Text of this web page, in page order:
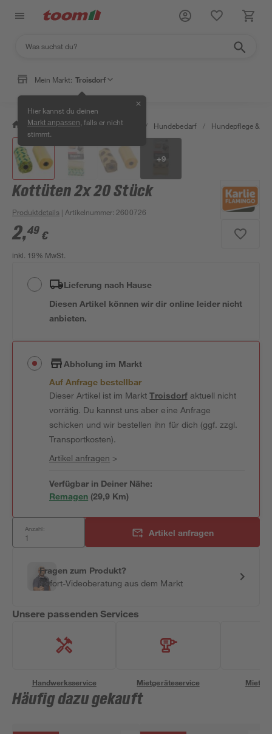
Mein Markt: Troisdorf
Hier kannst du deinen
Markt anpassen , falls er nicht
stimmt.
✕
/ Garten & Freizeit / Tierbedarf / Hundebedarf / Hundepflege & -
+9
Kottüten 2x 20 Stück
Produktdetails | Artikelnummer: 2600726
2,49 €
inkl. 19% MwSt.
Lieferung nach Hause
Diesen Artikel können wir dir online leider nicht
anbieten.
Abholung im Markt
Auf Anfrage bestellbar
Dieser Artikel ist im MarktTroisdorfaktuell nicht
vorrätig. Du kannst uns aber eine Anfrage
schicken und wir bestellen ihn für dich (ggf. zzgl.
Transportkosten).
Artikel anfragen >
Verfügbar in Deiner Nähe:
Remagen (29,9 Km)
Anzahl: Artikel anfragen
Fragen zum Produkt?
Sofort-Videoberatung aus dem Markt
Unsere passenden Services
Handwerksservice Mietgeräteservice
Häufig dazu gekauft